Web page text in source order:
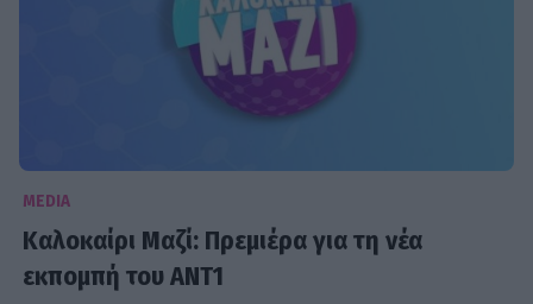
MEDIA
Καλοκαίρι Μαζί: Πρεμιέρα για τη νέα
εκπομπή του ΑΝΤ1